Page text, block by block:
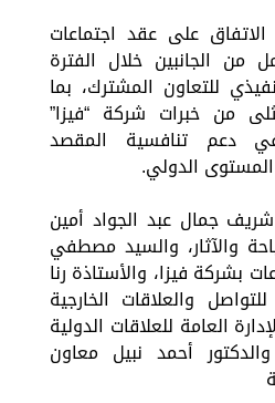
على عقد اجتماعات
الجانبين خلال الفترة
للتعاون المشترك، بما
من خبرات شركة “فيزا”
دعم تنافسية المقصد
الدولي.
شريف جمال عبد الجواد أمين
والآثار، والسيد مصطفي
بشركة فيزا، والأستاذة رنا
والعلاقات الخارجية
العامة للعلاقات الدولية
والدكتور أحمد نبيل معاون